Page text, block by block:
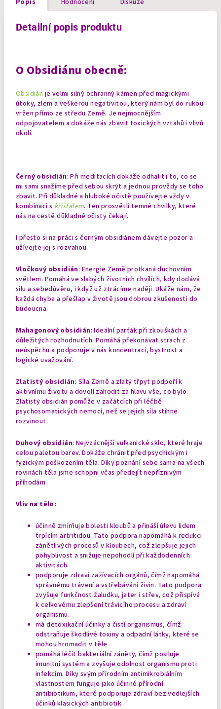
Detailní popis produktu
O Obsidiánu obecně:
Obsidián je velmi silný ochranný kámen před magickými
útoky, zlem a veškerou negativitou, který nám byl do rukou
vržen přímo ze středu Země. Je nejmocnějším
odpojovatelem a dokáže nás zbavit toxických vztahů i vlivů
okolí.
Černý obsidián: Při meditacích dokáže odhalit i to, co se
mi sami snažíme před sebou skrýt a jednou provždy se toho
zbavit. Při důkladné a hluboké očistě používejte vždy v
kombinaci s křišťálem. Ten prosvětlí temné chvilky, které
nás na cestě důkladné očisty čekají.
I přesto si na práci s černým obsidiánem dávejte pozor a
užívejte jej s rozvahou.
Vločkový obsidián: Energie Země protkaná duchovním
světlem. Pomáhá ve slabých životních chvílích, kdy dodává
sílu a sebedůvěru, i když už ztrácíme naději. Ukáže nám, že
každá chyba a přešlap v životě jsou dobrou zkušeností do
budoucna.
Mahagonový obsidián: Ideální parťák při zkouškách a
důležitých rozhodnutích. Pomáhá překonávat strach z
neúspěchu a podporuje v nás koncentraci, bystrost a
logické uvažování.
Zlatistý obsidián: Síla Země a zlatý třpyt podpoří k
aktivnímu životu a dovolí zahodit za hlavu vše, co bylo.
Zlatistý obsidián pomůže v začátcích při léčbě
psychosomatických nemocí, než se jejich síla stihne
rozvinout.
Duhový obsidián: Nejvzácnější vulkanické sklo, které hraje
celou paletou barev. Dokáže chránit před psychickým i
fyzickým poškozením těla. Díky poznání sebe sama na všech
rovinách těla jsme schopni včas předejít nepříznivým
příhodám.
Vliv na tělo:
účinně zmírňuje bolesti kloubů a přináší úlevu lidem
trpícím artritidou. Tato podpora napomáhá k redukci
zánětlivých procesů v kloubech, což zlepšuje jejich
pohyblivost a snižuje nepohodlí při každodenních
aktivitách.
podporuje zdraví zažívacích orgánů, čímž napomáhá
správnému trávení a vstřebávání živin. Tato podpora
zvyšuje funkčnost žaludku, jater i střev, což přispívá
k celkovému zlepšení trávicího procesu a zdraví
organismu.
má detoxikační účinky a čistí organismus, čímž
odstraňuje škodlivé toxiny a odpadní látky, které se
mohou hromadit v těle
pomáhá léčit bakteriální záněty, čímž posiluje
imunitní systém a zvyšuje odolnost organismu proti
infekcím. Díky svým přírodním antimikrobiálním
vlastnostem funguje jako účinné přírodní
antibiotikum, které podporuje zdraví bez vedlejších
účinků klasických antibiotik.